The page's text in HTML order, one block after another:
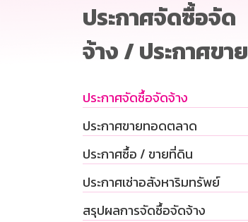
ประกาศจัดซื้อจัด
จ้าง / ประกาศขาย
ประกาศจัดซื้อจัดจ้าง
ประกาศขายทอดตลาด
ประกาศซื้อ / ขายที่ดิน
ประกาศเช่าอสังหาริมทรัพย์
สรุปผลการจัดซื้อจัดจ้าง